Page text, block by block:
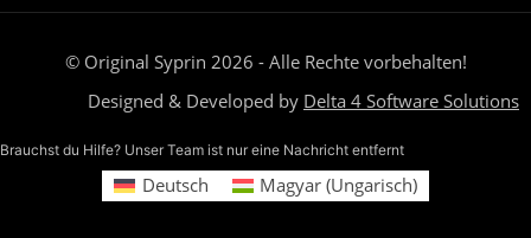
© Original Syprin 2026 - Alle Rechte vorbehalten!
Designed & Developed by Delta 4 Software Solutions
Brauchst du Hilfe? Unser Team ist nur eine Nachricht entfernt
Deutsch Magyar (Ungarisch)